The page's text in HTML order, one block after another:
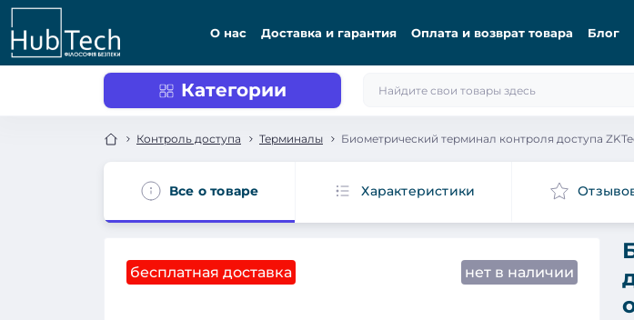
О нас Доставка и гарантия Оплата и возврат товара Блог
Категории
Контроль доступа Терминалы Биометрический терминал контроля доступа
Все о товаре Характеристики
бесплатная доставка нет в наличии